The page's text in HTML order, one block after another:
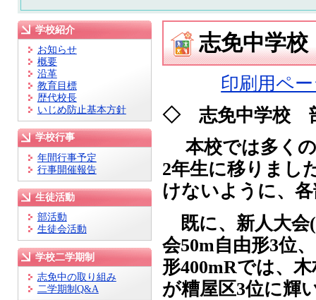
学校紹介
お知らせ
概要
沿革
教育目標
歴代校長
いじめ防止基本方針
学校行事
年間行事予定
行事開催報告
生徒活動
部活動
生徒会活動
学校二学期制
志免中の取り組み
二学期制Q&A
志免中学
印刷用ペ
◇ 志免中学校
本校では多くの
2年生に移りまし
けないように、
既に、新人大会
会50m自由形3位
形400mRでは、
が糟屋区3位に輝